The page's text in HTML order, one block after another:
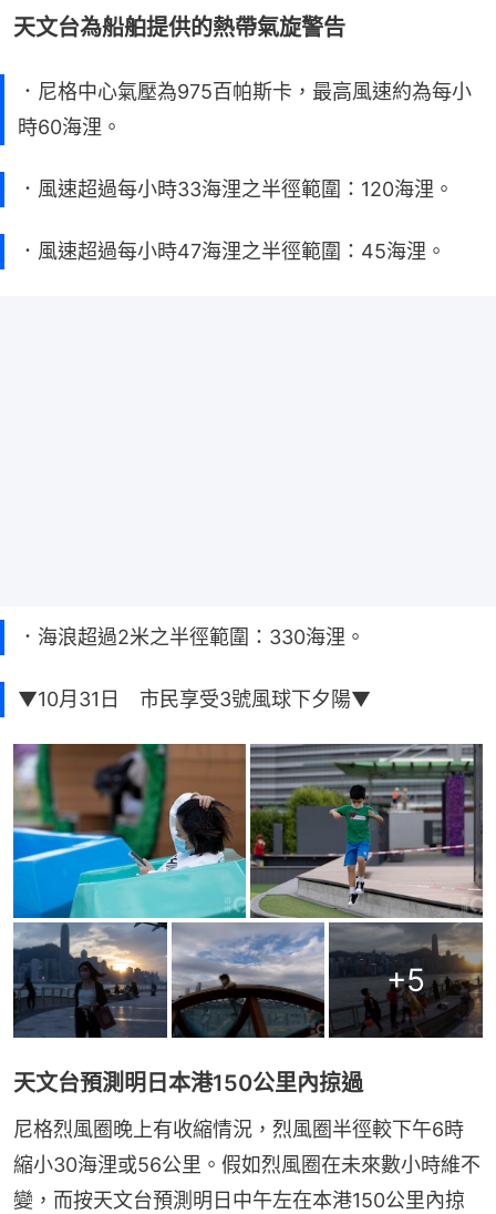
天文台為船舶提供的熱帶氣旋警告
．尼格中心氣壓為975百帕斯卡，最高風速約為每小
時60海浬。
．風速超過每小時33海浬之半徑範圍：120海浬。
．風速超過每小時47海浬之半徑範圍：45海浬。
．海浪超過2米之半徑範圍：330海浬。
▼10月31日 市民享受3號風球下夕陽▼
+5
天文台預測明日本港150公里內掠過
尼格烈風圈晚上有收縮情況，烈風圈半徑較下午6時
縮小30海浬或56公里。假如烈風圈在未來數小時維不
變，而按天文台預測明日中午左在本港150公里內掠